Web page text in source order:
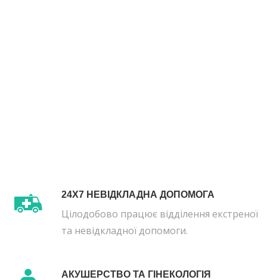
24X7 НЕВІДКЛАДНА ДОПОМОГА
Цілодобово працює відділення екстреної
та невідкладної допомоги.
АКУШЕРСТВО ТА ГІНЕКОЛОГІЯ